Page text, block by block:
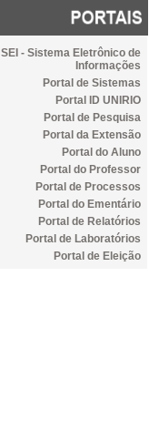
SEI - Sistema Eletrônico de
Informações
Portal de Sistemas
Portal ID UNIRIO
Portal de Pesquisa
Portal da Extensão
Portal do Aluno
Portal do Professor
Portal de Processos
Portal do Ementário
Portal de Relatórios
Portal de Laboratórios
Portal de Eleição